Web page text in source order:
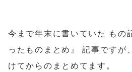
今まで年末に書いていた もの
ったものまとめ』 記事ですが
けてからのまとめてます。